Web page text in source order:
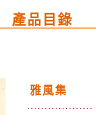
產品目錄
雅風集